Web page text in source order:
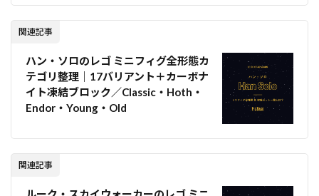
関連記事
ハン・ソロのレゴ ミニフィグ全形態カ
テゴリ整理｜17バリアント＋カーボナ
イト凍結ブロック／Classic・Hoth・
Endor・Young・Old
関連記事